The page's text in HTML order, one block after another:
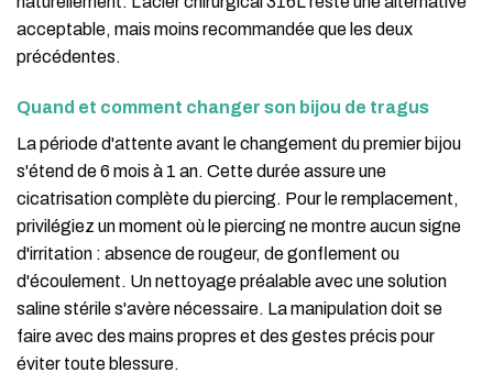
acceptable, mais moins recommandée que les deux
précédentes.
Quand et comment changer son bijou de tragus
La période d'attente avant le changement du premier bijou
s'étend de 6 mois à 1 an. Cette durée assure une
cicatrisation complète du piercing. Pour le remplacement,
privilégiez un moment où le piercing ne montre aucun signe
d'irritation : absence de rougeur, de gonflement ou
d'écoulement. Un nettoyage préalable avec une solution
saline stérile s'avère nécessaire. La manipulation doit se
faire avec des mains propres et des gestes précis pour
éviter toute blessure.